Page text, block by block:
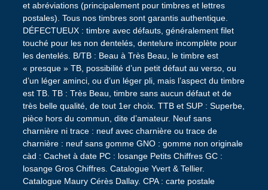
et abréviations (principalement pour timbres et lettres
postales). Tous nos timbres sont garantis authentique.
DÉFECTUEUX : timbre avec défauts, généralement filet
touché pour les non dentelés, dentelure incomplète pour
les dentelés. B/TB : Beau à Très Beau, le timbre est
« presque » TB, possibilité d’un petit défaut au verso, ou
d’un léger aminci, ou d’un léger pli, mais l’aspect du timbre
est TB. TB : Très Beau, timbre sans aucun défaut et de
très belle qualité, de tout 1er choix. TTB et SUP : Superbe,
pièce hors du commun, dite d’amateur. Neuf sans
charnière ni trace : neuf avec charnière ou trace de
charnière : neuf sans gomme GNO : gomme non originale
càd : Cachet à date PC : losange Petits Chiffres GC :
losange Gros Chiffres. Catalogue Yvert & Tellier.
Catalogue Maury Cérès Dallay. CPA : carte postale